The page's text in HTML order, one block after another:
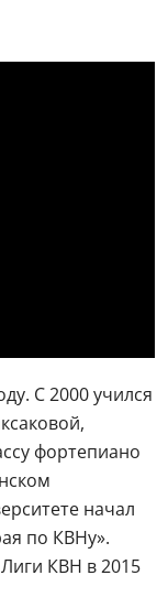
С 2000 учился
фортепиано
начал
по КВНу».
КВН в 2015